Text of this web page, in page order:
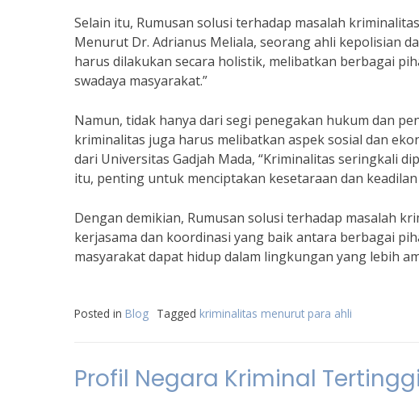
Selain itu, Rumusan solusi terhadap masalah
Menurut Dr. Adrianus Meliala, seorang ahli kepolisian
harus dilakukan secara holistik, melibatkan berbagai
swadaya masyarakat.”
Namun, tidak hanya dari segi penegakan hukum dan
kriminalitas juga harus melibatkan aspek sosial dan
dari Universitas Gadjah Mada, “Kriminalitas seringkali
itu, penting untuk menciptakan kesetaraan dan keadilan
Dengan demikian, Rumusan solusi terhadap masalah
kerjasama dan koordinasi yang baik antara berbagai
masyarakat dapat hidup dalam lingkungan yang lebih
Posted in Blog Tagged kriminalitas menurut para ahli
Profil Negara Kriminal